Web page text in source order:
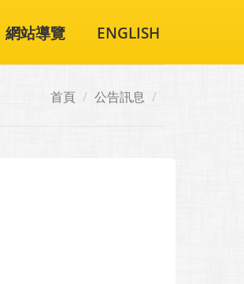
網站導覽 ENGLISH
首頁 公告訊息